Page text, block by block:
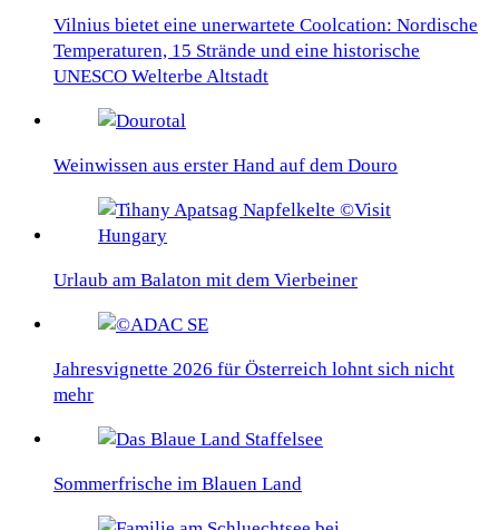
Vilnius bietet eine unerwartete Coolcation: Nordische
Temperaturen, 15 Strände und eine historische
UNESCO Welterbe Altstadt
Weinwissen aus erster Hand auf dem Douro
Urlaub am Balaton mit dem Vierbeiner
Jahresvignette 2026 für Österreich lohnt sich nicht
mehr
Sommerfrische im Blauen Land